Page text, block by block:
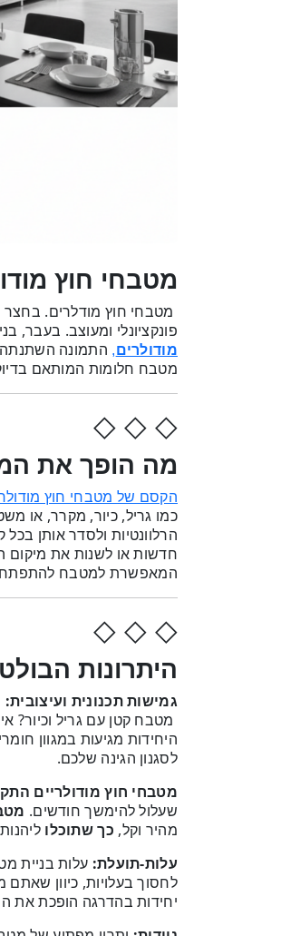
מטבחי חוץ
מטבחי חוץ מודלרים.
פונקציונלי ומעוצב. בעבר,
מודולרים, התמונה השתנתה
מטבח חלומות המותאם
◇ ◇ ◇
מה הופך את
הקסם של מטבחי חוץ
כמו גריל, כיור, מקרר, או
הרלוונטיות ולסדר אותן בכל
חדשות או לשנות את מיקום
המאפשרת למטבח להתפתח
◇ ◇ ◇
היתרונות
גמישות תכנונית ועיצובית:
מטבח קטן עם גריל וכיור?
היחידות מגיעות במגוון
לסגנון הגינה שלכם.
מטבחי חוץ מודולריים
שעלול להימשך חודשים.
מהיר וקל, כך שתוכלו
עלות-תועלת: עלות בניית
לחסוך בעלויות, כיוון
יחידות בהדרגה הופכת את